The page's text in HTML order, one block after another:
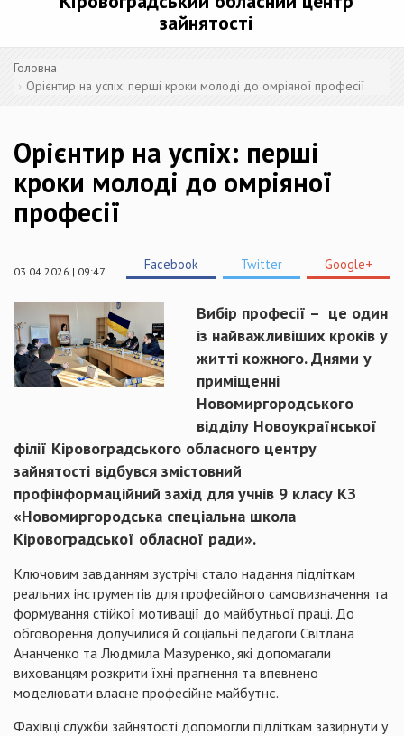
зайнятості
Головна
Орієнтир на успіх: перші кроки молоді до омріяної професії
Орієнтир на успіх: перші
кроки молоді до омріяної
професії
03.04.2026 | 09:47 Facebook Twitter Google+
Вибір професії – це один
із найважливіших кроків у
житті кожного. Днями у
приміщенні
Новомиргородського
відділу Новоукраїнської
філії Кіровоградського обласного центру
зайнятості відбувся змістовний
профінформаційний захід для учнів 9 класу КЗ
«Новомиргородська спеціальна школа
Кіровоградської обласної ради».
Ключовим завданням зустрічі стало надання підліткам
реальних інструментів для професійного самовизначення та
формування стійкої мотивації до майбутньої праці. До
обговорення долучилися й соціальні педагоги Світлана
Ананченко та Людмила Мазуренко, які допомагали
вихованцям розкрити їхні прагнення та впевнено
моделювати власне професійне майбутнє.
Фахівці служби зайнятості допомогли підліткам зазирнути у